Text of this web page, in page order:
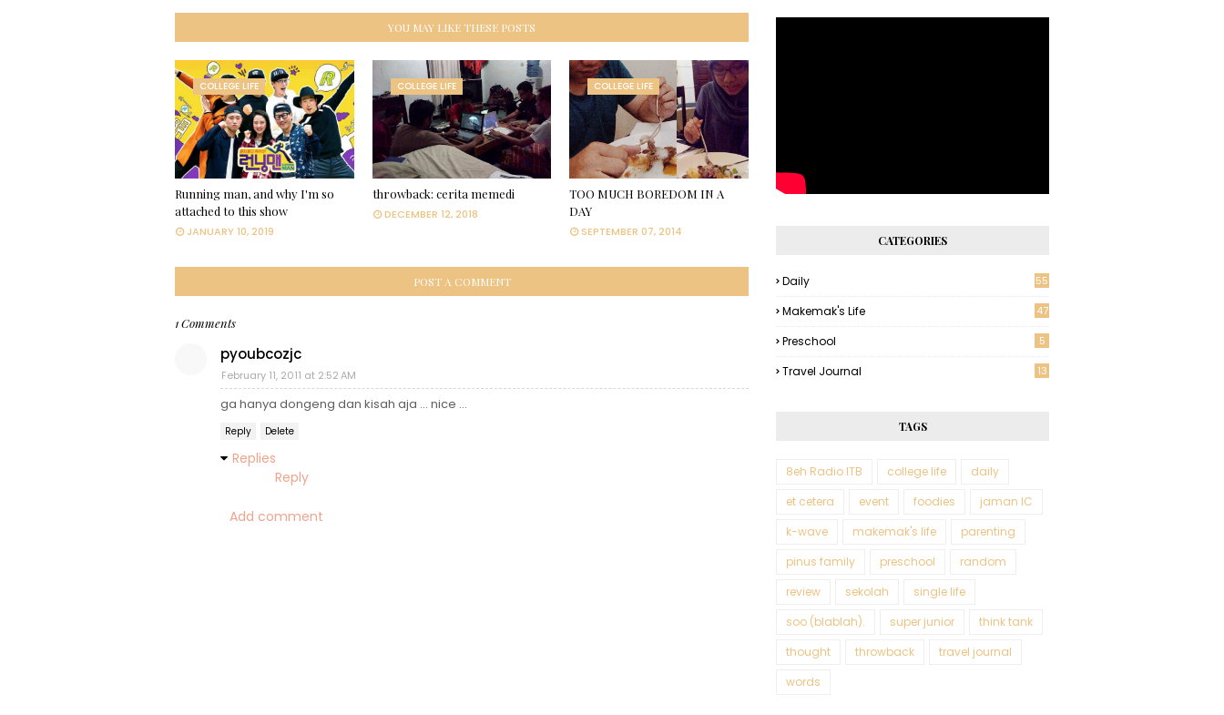
YOU MAY LIKE THESE POSTS
COLLEGE LIFE
Running man, and why I'm so
attached to this show
JANUARY 10, 2019
COLLEGE LIFE
throwback: cerita memedi
DECEMBER 12, 2018
COLLEGE LIFE
TOO MUCH BOREDOM IN A
DAY
SEPTEMBER 07, 2014
POST A COMMENT
1 Comments
pyoubcozjc
February 11, 2011 at 2:52 AM
ga hanya dongeng dan kisah aja ... nice ...
Reply Delete
Replies
Reply
Add comment
CATEGORIES
Daily 55
Makemak's Life 47
Preschool 5
Travel Journal 13
TAGS
8eh Radio ITB college life
daily
et cetera
event foodies
jaman IC
k-wave
makemak's life
parenting
pinus family
preschool
random
review
sekolah
single life
soo (blablah).
super junior
think tank
thought
throwback
travel journal
words